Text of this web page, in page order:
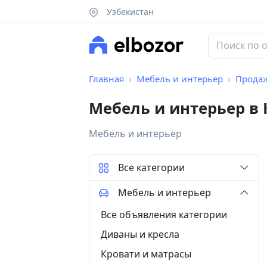
Узбекистан
Главная Мебель и интерьер
Мебель и интерьер
Мебель и интерьер
Все категории
Мебель и интерьер
Все объявления категории
Диваны и кресла
Кровати и матрасы